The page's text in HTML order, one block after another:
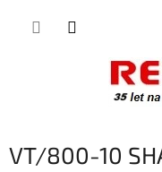
VT/800-10